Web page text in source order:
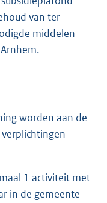
van ter
middelen
worden aan de
1 activiteit met
in de gemeente